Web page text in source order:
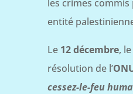
les crimes commis
entité
Le 12 décembre,
résolution de l’
cessez-le-feu